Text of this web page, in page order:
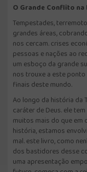
O Grande Conflito
Tempestades,
grandes áreas,
nos cercam. crises
pessoas e nações ao
um esboço da grande
nos trouxe a este
finais deste mundo.
Ao longo da história da
caráter de Deus. ele
muitos mais do que em
história, estamos
mal. este livro, como
dos bastidores desse
uma apresentação